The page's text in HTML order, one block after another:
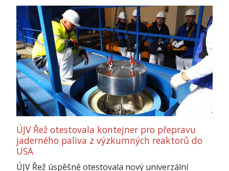
ÚJV Řež otestovala kontejner pro přepravu
jaderného paliva z výzkumných reaktorů do
USA
ÚJV Řež úspěšně otestovala nový univerzální